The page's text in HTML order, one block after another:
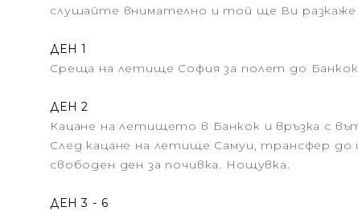
слушайте внимателно и той ще Ви
ДЕН 1
Среща на летище София за полет до Банкок
ДЕН 2
Кацане на летището в Банкок и връзка с
След кацане на летище Самуи, трансфер до
свободен ден за почивка. Нощувка.
ДЕН 3 - 6